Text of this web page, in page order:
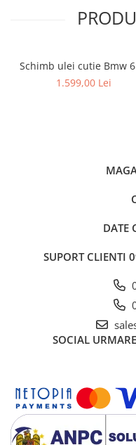
Schimb ulei cutie Bmw
1.599,00 Lei
DATE
SUPORT CLIENTI
SOCIAL